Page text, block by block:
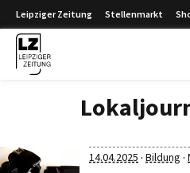
Leipziger Zeitung Stellenmarkt
14.04.2025 · Bildung ·